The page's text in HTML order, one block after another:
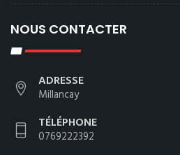
NOUS CONTACTER
ADRESSE
Millancay
TÉLÉPHONE
0769222392